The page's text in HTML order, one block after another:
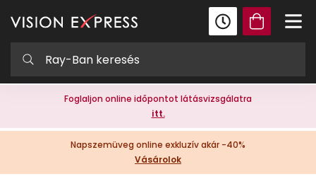
Foglaljon online időpontot látásvizsgálatra
itt.
Napszemüveg online exkluzív akár -40%
Vásárolok